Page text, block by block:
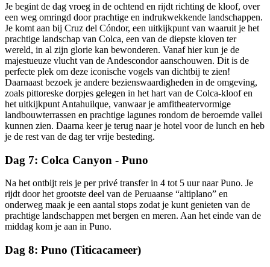
Je begint de dag vroeg in de ochtend en rijdt richting de kloof, over
een weg omringd door prachtige en indrukwekkende landschappen.
Je komt aan bij Cruz del Cóndor, een uitkijkpunt van waaruit je het
prachtige landschap van Colca, een van de diepste kloven ter
wereld, in al zijn glorie kan bewonderen. Vanaf hier kun je de
majestueuze vlucht van de Andescondor aanschouwen. Dit is de
perfecte plek om deze iconische vogels van dichtbij te zien!
Daarnaast bezoek je andere bezienswaardigheden in de omgeving,
zoals pittoreske dorpjes gelegen in het hart van de Colca-kloof en
het uitkijkpunt Antahuilque, vanwaar je amfitheatervormige
landbouwterrassen en prachtige lagunes rondom de beroemde vallei
kunnen zien. Daarna keer je terug naar je hotel voor de lunch en heb
je de rest van de dag ter vrije besteding.
Dag 7: Colca Canyon - Puno
Na het ontbijt reis je per privé transfer in 4 tot 5 uur naar Puno. Je
rijdt door het grootste deel van de Peruaanse “altiplano” en
onderweg maak je een aantal stops zodat je kunt genieten van de
prachtige landschappen met bergen en meren. Aan het einde van de
middag kom je aan in Puno.
Dag 8: Puno (Titicacameer)